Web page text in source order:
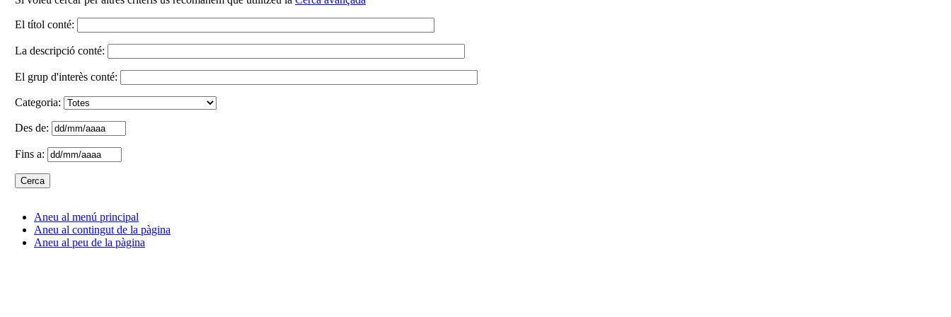
El títol conté:
La descripció conté:
El grup d'interès conté:
Categoria:
Des de:
Fins a:
Aneu al menú principal
Aneu al contingut de la pàgina
Aneu al peu de la pàgina